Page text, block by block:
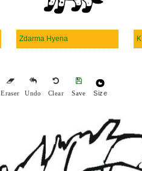
Zdarma Hyena
Eraser Undo Clear Save Size